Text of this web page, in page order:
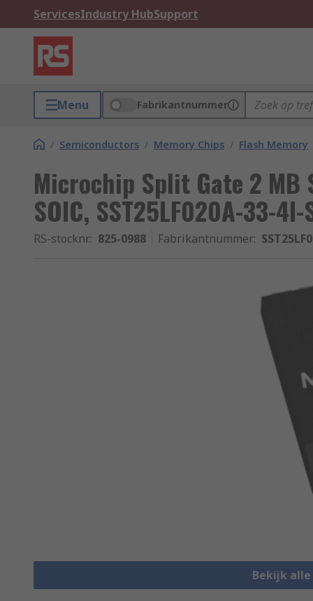
ServicesIndustry HubSupport
Menu Fabrikantnummer
/ Semiconductors / Memory Chips / Flash Memory
Microchip Split Gate 2 MB
SOIC, SST25LF020A-33-4I-
RS-stocknr.: 825-0988 Fabrikantnummer:
Bekijk